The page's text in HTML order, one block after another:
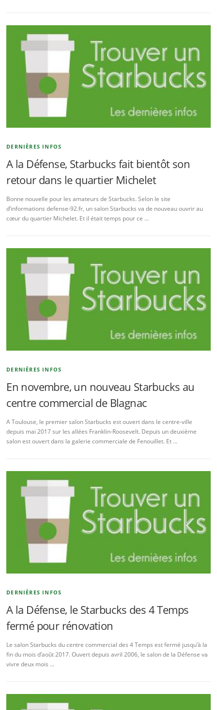
DERNIÈRES INFOS
A la Défense, Starbucks fait bientôt son
retour dans le quartier Michelet
Bonne nouvelle pour les amateurs de Starbucks. Selon le site
d’informations defense-92.fr, un salon Starbucks va de nouveau ouvrir au
cœur du quartier Michelet. Et il était temps pour ce …
DERNIÈRES INFOS
En novembre, un nouveau Starbucks au
centre commercial de Blagnac
A Toulouse, le premier salon Starbucks est ouvert dans le centre-ville
depuis mai 2017 sur les allées Franklin-Roosevelt. Depuis un deuxième
salon est ouvert dans la galerie commerciale de Fenouillet. Et …
DERNIÈRES INFOS
A la Défense, le Starbucks des 4 Temps
fermé pour rénovation
Le salon Starbucks du centre commercial des 4 Temps est fermé jusqu’à la
fin du mois d’août 2017. Ouvert depuis avril 2006, le salon de la Défense va
vivre deux mois …